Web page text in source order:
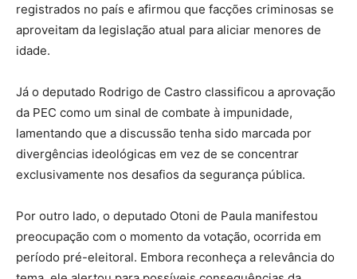
registrados no país e afirmou que facções criminosas se
aproveitam da legislação atual para aliciar menores de
idade.
Já o deputado Rodrigo de Castro classificou a aprovação
da PEC como um sinal de combate à impunidade,
lamentando que a discussão tenha sido marcada por
divergências ideológicas em vez de se concentrar
exclusivamente nos desafios da segurança pública.
Por outro lado, o deputado Otoni de Paula manifestou
preocupação com o momento da votação, ocorrida em
período pré-eleitoral. Embora reconheça a relevância do